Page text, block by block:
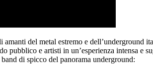
del metal estremo e dell’underground
pubblico e artisti in un’esperienza intensa e
di spicco del panorama underground: